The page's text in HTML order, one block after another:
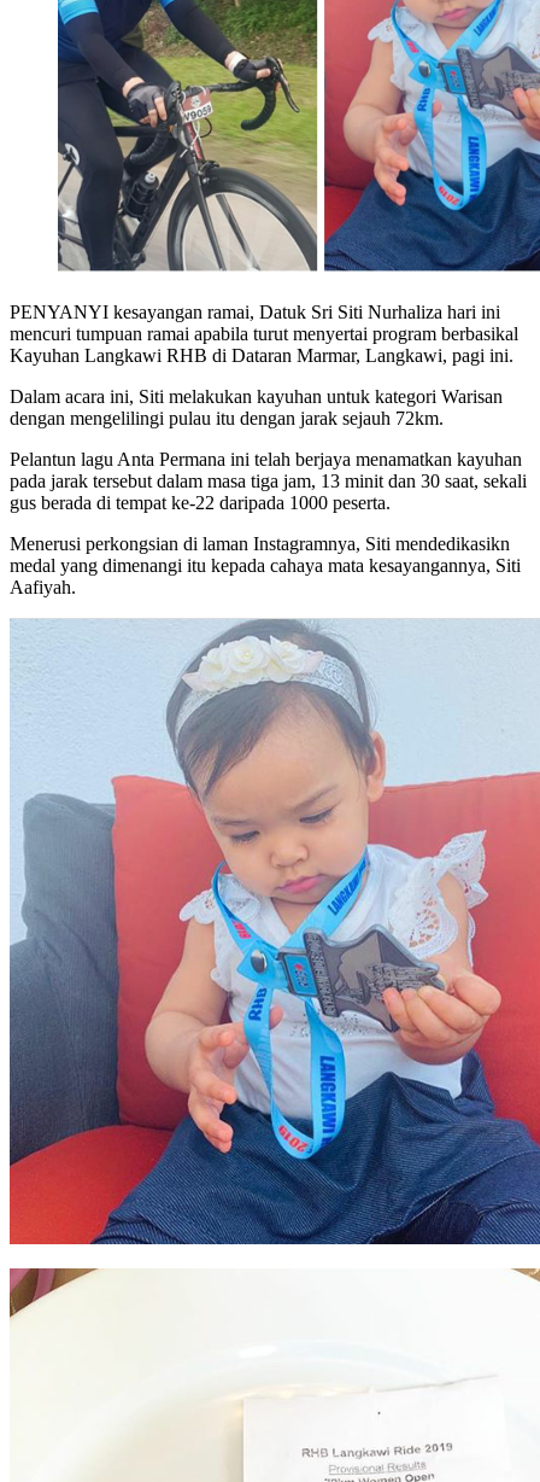
PENYANYI kesayangan ramai, Datuk Sri Siti Nurhaliza hari ini
mencuri tumpuan ramai apabila turut menyertai program berbasikal
Kayuhan Langkawi RHB di Dataran Marmar, Langkawi, pagi ini.
Dalam acara ini, Siti melakukan kayuhan untuk kategori Warisan
dengan mengelilingi pulau itu dengan jarak sejauh 72km.
Pelantun lagu Anta Permana ini telah berjaya menamatkan kayuhan
pada jarak tersebut dalam masa tiga jam, 13 minit dan 30 saat, sekali
gus berada di tempat ke-22 daripada 1000 peserta.
Menerusi perkongsian di laman Instagramnya, Siti mendedikasikn
medal yang dimenangi itu kepada cahaya mata kesayangannya, Siti
Aafiyah.